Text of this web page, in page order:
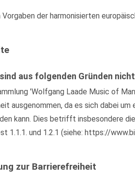
der harmonisierten
aus folgenden Gründen
'Wolfgang Laade Music of
ausgenommen, da es sich dabei
kann. Dies betrifft insbesondere
1.1.1. und 1.2.1 (siehe: https://
zur Barrierefreiheit